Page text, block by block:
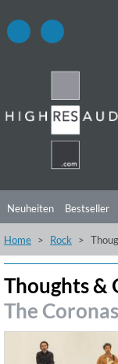
Neuheiten Bestseller
Hörtipps Top Alben
Home Rock
Thoughts &
The Coronas